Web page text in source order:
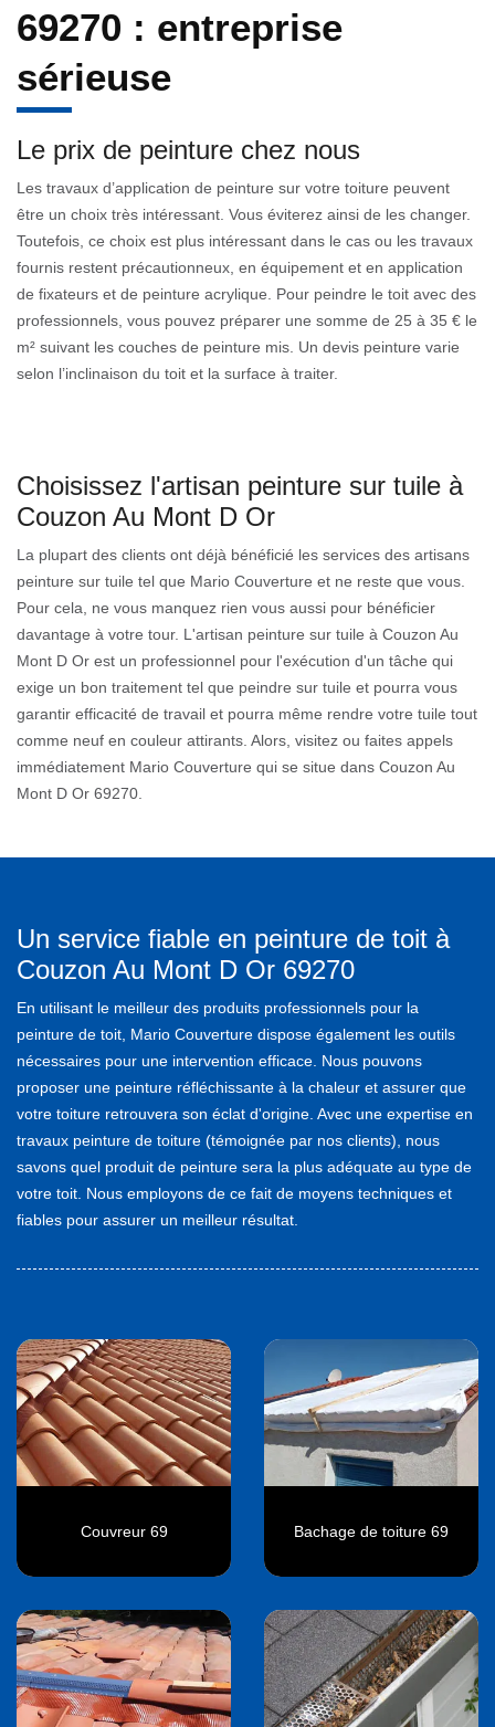
69270 : entreprise
sérieuse
Le prix de peinture chez nous
Les travaux d’application de peinture sur votre toiture peuvent
être un choix très intéressant. Vous éviterez ainsi de les changer.
Toutefois, ce choix est plus intéressant dans le cas ou les travaux
fournis restent précautionneux, en équipement et en application
de fixateurs et de peinture acrylique. Pour peindre le toit avec des
professionnels, vous pouvez préparer une somme de 25 à 35 € le
m² suivant les couches de peinture mis. Un devis peinture varie
selon l’inclinaison du toit et la surface à traiter.
Choisissez l'artisan peinture sur tuile à
Couzon Au Mont D Or
La plupart des clients ont déjà bénéficié les services des artisans
peinture sur tuile tel que Mario Couverture et ne reste que vous.
Pour cela, ne vous manquez rien vous aussi pour bénéficier
davantage à votre tour. L'artisan peinture sur tuile à Couzon Au
Mont D Or est un professionnel pour l'exécution d'un tâche qui
exige un bon traitement tel que peindre sur tuile et pourra vous
garantir efficacité de travail et pourra même rendre votre tuile tout
comme neuf en couleur attirants. Alors, visitez ou faites appels
immédiatement Mario Couverture qui se situe dans Couzon Au
Mont D Or 69270.
Un service fiable en peinture de toit à
Couzon Au Mont D Or 69270
En utilisant le meilleur des produits professionnels pour la
peinture de toit, Mario Couverture dispose également les outils
nécessaires pour une intervention efficace. Nous pouvons
proposer une peinture réfléchissante à la chaleur et assurer que
votre toiture retrouvera son éclat d'origine. Avec une expertise en
travaux peinture de toiture (témoignée par nos clients), nous
savons quel produit de peinture sera la plus adéquate au type de
votre toit. Nous employons de ce fait de moyens techniques et
fiables pour assurer un meilleur résultat.
Couvreur 69 Bachage de toiture 69